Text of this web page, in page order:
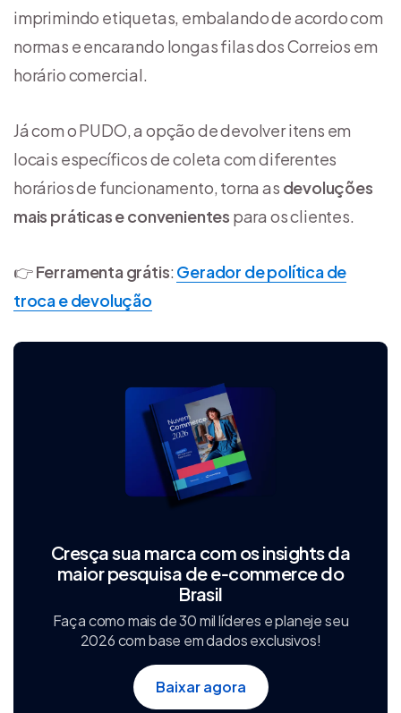
imprimindo etiquetas, embalando de acordo com
normas e encarando longas filas dos Correios em
horário comercial.
Já com o PUDO, a opção de devolver itens em
locais específicos de coleta com diferentes
horários de funcionamento, torna as devoluções
mais práticas e convenientes para os clientes.
👉Ferramenta grátis: Gerador de política de
troca e devolução
Cresça sua marca com os insights da
maior pesquisa de e‑commerce do
Brasil
Faça como mais de 30 mil líderes e planeje seu
2026 com base em dados exclusivos!
Baixar agora